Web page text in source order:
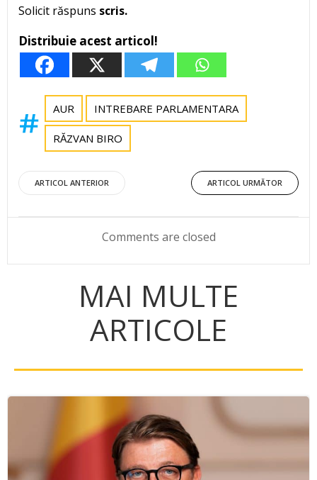
Solicit răspuns scris.
Distribuie acest articol!
AUR INTREBARE PARLAMENTARA
RĂZVAN BIRO
Post
navigation
ARTICOL ANTERIOR
Post
navigation
ARTICOL URMĂTOR
Comments are closed
MAI MULTE
ARTICOLE